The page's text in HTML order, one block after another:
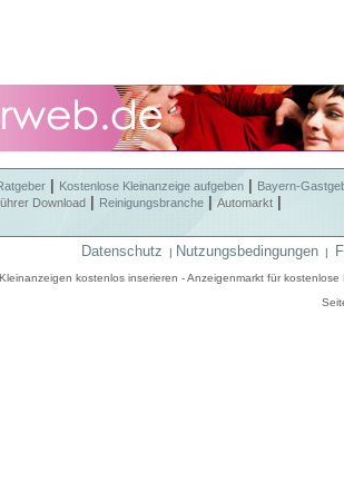
Kostenlose Kleinanzeige aufgeben
Bayern-
Download Reinigungsbranche Automarkt
Datenschutz | Nutzungsbedingungen |
Kleinanzeigen kostenlos inserieren - Anzeigenmarkt für